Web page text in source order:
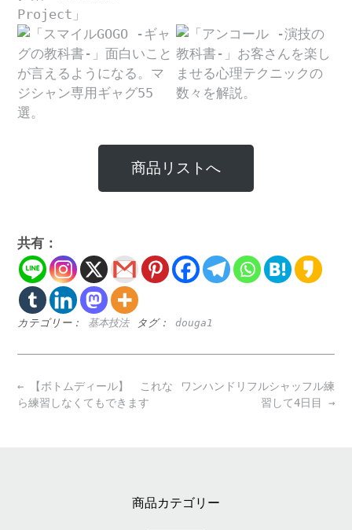
商品リストへ
共有：
カテゴリー： 基本技法 タグ： douga1
Post
navigation
ワンハンドリフルシャッフル練
習して4日目 →
← 【ボトムディール】 これな
ら練習しなくてもできます
商品カテゴリー